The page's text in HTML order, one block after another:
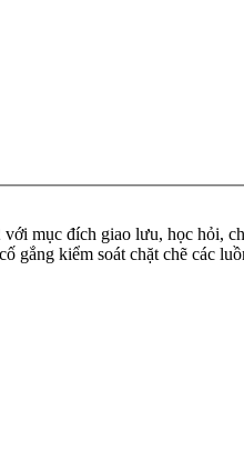
mục đích giao lưu, học hỏi,
kiểm soát chặt chẽ các